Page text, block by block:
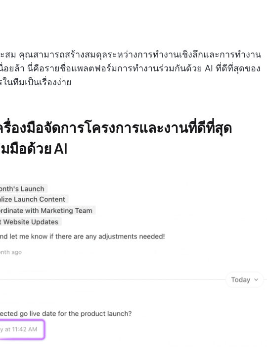
สม คุณสามารถสร้างสมดุลระหว่างการทำงานเชิงลึกและการทำงาน
อยล้า นี่คือรายชื่อแพลตฟอร์มการทำงานร่วมกันด้วย AI ที่ดีที่สุดของ
นทีมเป็นเรื่องง่าย
องมือจัดการโครงการและงานที่ดีที่สุด
มือด้วย AI